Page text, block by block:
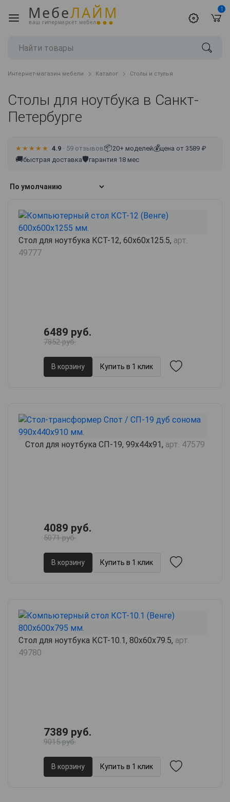
МебеЛАЙМ
ваш гипермаркет мебели
1
Интернет-магазин мебели Каталог Столы и стулья
Столы для ноутбука в Санкт-
Петербурге
★★★★★ 4.9 · 59 отзывов📦20+ моделей💰цена от 3589 ₽
🚚быстрая доставка🛡гарантия 18 мес
Стол для ноутбука КСТ-12, 60х60х125.5, арт.
49777
6489 руб.
7852 руб.
В корзину Купить в 1 клик
Стол для ноутбука СП-19, 99х44х91, арт. 47579
4089 руб.
5071 руб.
В корзину Купить в 1 клик
Стол для ноутбука КСТ-10.1, 80х60х79.5, арт.
49780
7389 руб.
9015 руб.
В корзину Купить в 1 клик